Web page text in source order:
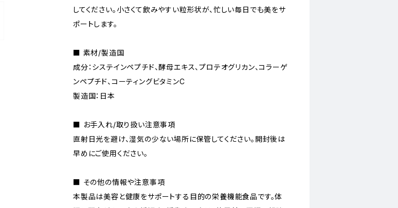
してください。小さくて飲みやすい粒形状が、忙しい毎日でも美をサ
ポートします。
■ 素材/製造国
成分：システインペプチド、酵母エキス、プロテオグリカン、コラーゲ
ンペプチド、コーティングビタミンC
製造国：日本
■ お手入れ/取り扱い注意事項
直射日光を避け、湿気の少ない場所に保管してください。開封後は
早めにご使用ください。
■ その他の情報や注意事項
本製品は美容と健康をサポートする目的の栄養機能食品です。体